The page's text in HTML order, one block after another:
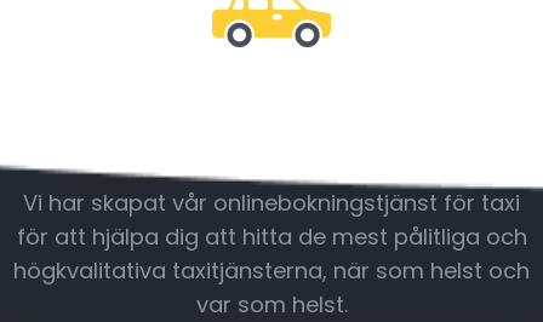
Vi har skapat vår onlinebokningstjänst för taxi
för att hjälpa dig att hitta de mest pålitliga och
högkvalitativa taxitjänsterna, när som helst och
var som helst.